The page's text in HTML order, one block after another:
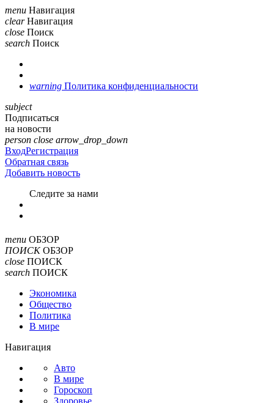
menu Навигация
clear Навигация
close Поиск
search Поиск
warning Политика конфиденциальности
subject
Подписаться
на новости
person close arrow_drop_down
ВходРегистрация
Обратная связь
Добавить новость
Cледите за нами
menu ОБЗОР
ПОИСК ОБЗОР
close ПОИСК
search ПОИСК
Экономика
Общество
Политика
В мире
Навигация
Авто
В мире
Гороскоп